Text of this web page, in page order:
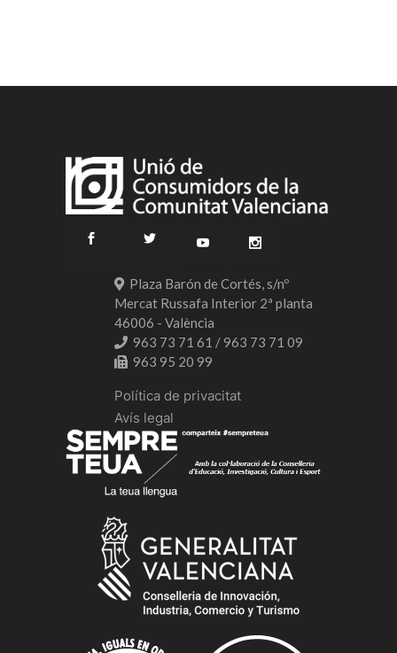
Plaza Barón de Cortés, s/nº
Mercat Russafa Interior 2ª planta
46006 - València
963 73 71 61 / 963 73 71 09
963 95 20 99
Política de privacitat
Avís legal